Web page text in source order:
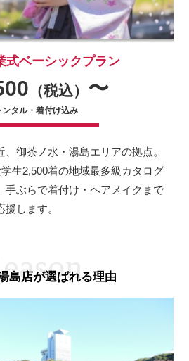
式ベーシックプラン
（税込） 〜
ンタル・着付け込み
御茶ノ水・湯島エリアの拠点。
生2,500着の地域最多級カタログ
手ぶらで着付け・ヘアメイクまで
します。
島店が選ばれる理由